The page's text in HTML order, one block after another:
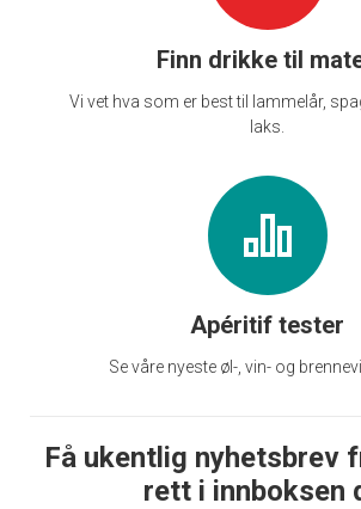
Finn drikke til
Vi vet hva som er best til lammelår,
laks.
Apéritif tester
Se våre nyeste øl-, vin- og
Få ukentlig nyhetsbrev
rett i innboksen